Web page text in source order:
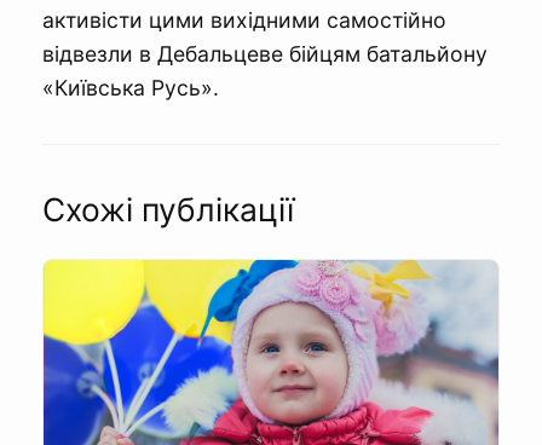
активісти цими вихідними самостійно
відвезли в Дебальцеве бійцям батальйону
«Київська Русь».
Схожі публікації